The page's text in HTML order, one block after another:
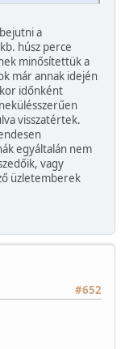
a
húsz perce
minősítettük a
már annak idején
időnként
visszatértek.
egyáltalán nem
vagy
üzletemberek
#652